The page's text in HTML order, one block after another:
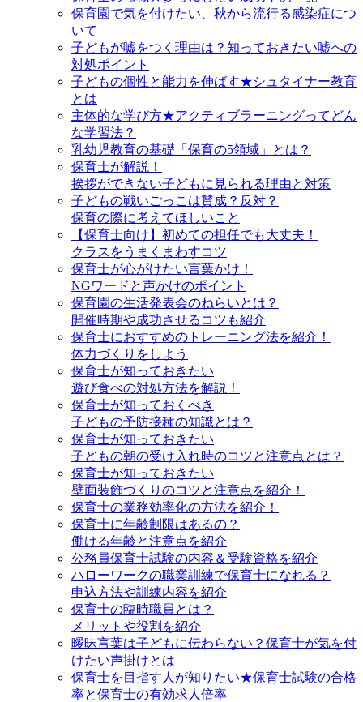
保育園で気を付けたい、秋から流行る感染症につ
いて
子どもが嘘をつく理由は？知っておきたい嘘への
対処ポイント
子どもの個性と能力を伸ばす★シュタイナー教育
とは
主体的な学び方★アクティブラーニングってどん
な学習法？
乳幼児教育の基礎「保育の5領域」とは？
保育士が解説！
挨拶ができない子どもに見られる理由と対策
子どもの戦いごっこは賛成？反対？
保育の際に考えてほしいこと
【保育士向け】初めての担任でも大丈夫！
クラスをうまくまわすコツ
保育士が心がけたい言葉かけ！
NGワードと声かけのポイント
保育園の生活発表会のねらいとは？
開催時期や成功させるコツも紹介
保育士におすすめのトレーニング法を紹介！
体力づくりをしよう
保育士が知っておきたい
遊び食べの対処方法を解説！
保育士が知っておくべき
子どもの予防接種の知識とは？
保育士が知っておきたい
子どもの朝の受け入れ時のコツと注意点とは？
保育士が知っておきたい
壁面装飾づくりのコツと注意点を紹介！
保育士の業務効率化の方法を紹介！
保育士に年齢制限はあるの？
働ける年齢と注意点を紹介
公務員保育士試験の内容＆受験資格を紹介
ハローワークの職業訓練で保育士になれる？
申込方法や訓練内容を紹介
保育士の臨時職員とは？
メリットや役割を紹介
曖昧言葉は子どもに伝わらない？保育士が気を付
けたい声掛けとは
保育士を目指す人が知りたい★保育士試験の合格
率と保育士の有効求人倍率